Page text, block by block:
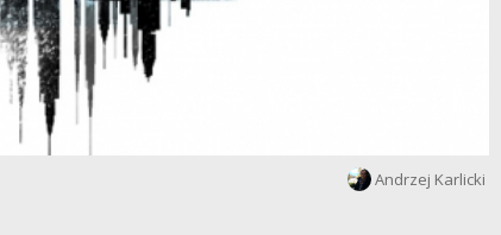
Andrzej Karlicki